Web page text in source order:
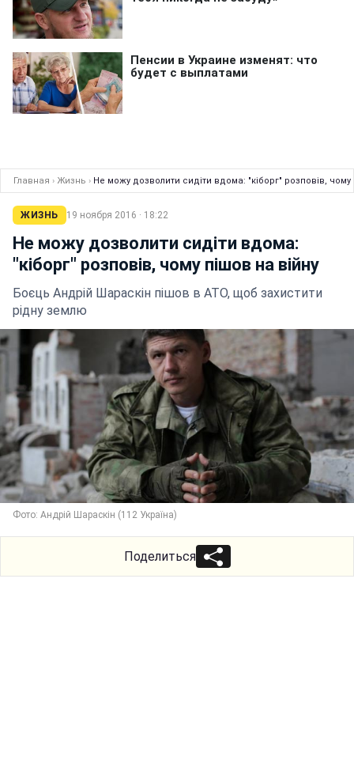
Главная › Жизнь › Не можу дозволити сидіти вдома: "кіборг" розповів, чому
ЖИЗНЬ 19 ноября 2016 · 18:22
Не можу дозволити сидіти вдома:
"кіборг" розповів, чому пішов на війну
Боєць Андрій Шараскін пішов в АТО, щоб захистити
рідну землю
Фото: Андрій Шараскін (112 Україна)
Поделиться